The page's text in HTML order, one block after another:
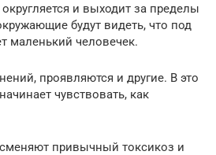
и выходит за пределы
будут видеть, что под
маленький человечек.
проявляются и другие. В это
чувствовать, как
привычный токсикоз и